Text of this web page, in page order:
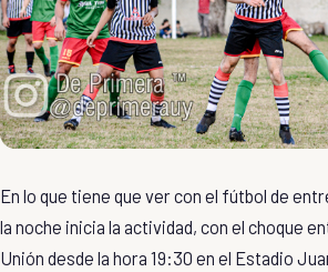
En lo que tiene que ver con el fútbol de
la noche inicia la actividad, con el choque
Unión desde la hora 19:30 en el Estadio